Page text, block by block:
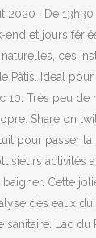
2020 : De
end et jours
ces
Pâtis. Ideal
10. Très peu de
Share on
pour passer la
activités
Cette
des eaux
Lac du